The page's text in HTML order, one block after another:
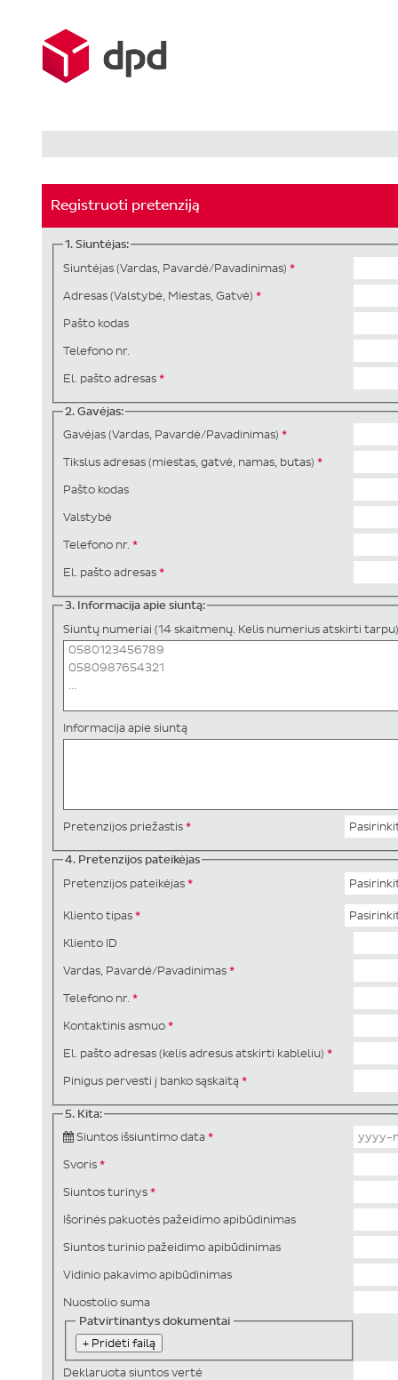
Registruoti pretenziją
1. Siuntėjas:
Siuntėjas (Vardas, Pavardė/Pavadinimas) *
Adresas (Valstybė, Miestas, Gatvė) *
Pašto kodas
Telefono nr.
El. pašto adresas *
2. Gavėjas:
Gavėjas (Vardas, Pavardė/Pavadinimas) *
Tikslus adresas (miestas, gatvė, namas, butas) *
Pašto kodas
Valstybė
Telefono nr. *
El. pašto adresas *
3. Informacija apie siuntą:
Siuntų numeriai (14 skaitmenų. Kelis numerius atskirti tarpu)
Informacija apie siuntą
Pretenzijos priežastis *
4. Pretenzijos pateikėjas
Pretenzijos pateikėjas *
Kliento tipas *
Kliento ID
Vardas, Pavardė/Pavadinimas *
Telefono nr. *
Kontaktinis asmuo *
El. pašto adresas (kelis adresus atskirti kableliu) *
Pinigus pervesti į banko sąskaitą *
5. Kita:
Siuntos išsiuntimo data *
Svoris *
Siuntos turinys *
Išorinės pakuotės pažeidimo apibūdinimas
Siuntos turinio pažeidimo apibūdinimas
Vidinio pakavimo apibūdinimas
Nuostolio suma
Patvirtinantys dokumentai
+ Pridėti failą
Deklaruota siuntos vertė